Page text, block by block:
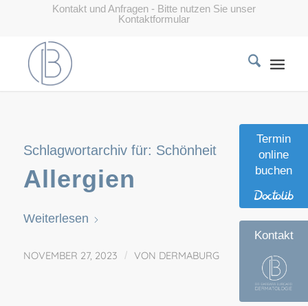
Kontakt und Anfragen - Bitte nutzen Sie unser
Kontaktformular
Schlagwortarchiv für: Schönheit
Allergien
Weiterlesen
NOVEMBER 27, 2023 / VON DERMABURG
Termin
online
buchen
Kontakt